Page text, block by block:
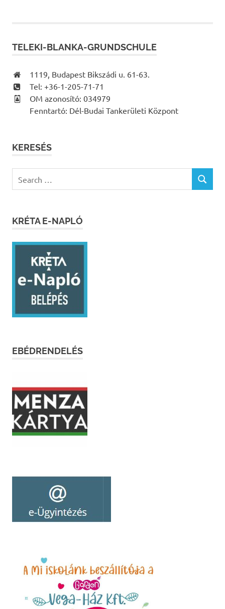
TELEKI-BLANKA-GRUNDSCHULE
1119, Budapest Bikszádi u. 61-63.
Tel: +36-1-205-71-71
OM azonosító: 034979
Fenntartó: Dél-Budai Tankerületi Központ
KERESÉS
for:
SEARCH
KRÉTA E-NAPLÓ
EBÉDRENDELÉS